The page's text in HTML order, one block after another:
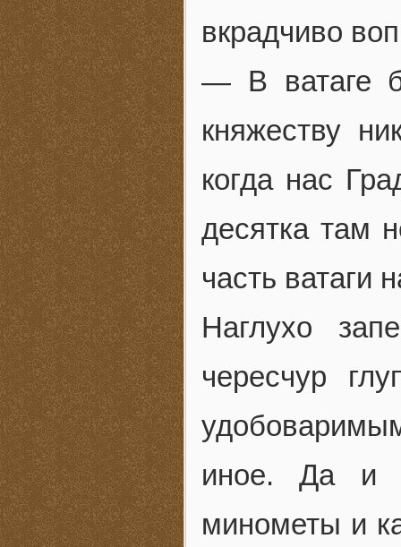
вкрадчиво
— В ватаге
княжеству
когда нас
десятка там
часть ватаги
Наглухо
чересчур
иное. Да и
минометы и